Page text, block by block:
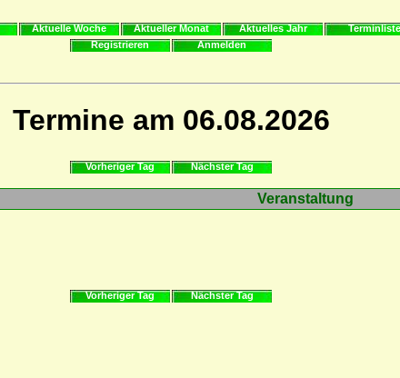
Aktuelle Woche Aktueller Monat Aktuelles Jahr
Terminliste
Registrieren
Anmelden
Termine am 06.08.2026
Vorheriger Tag Nächster Tag
Veranstaltung
Vorheriger Tag Nächster Tag